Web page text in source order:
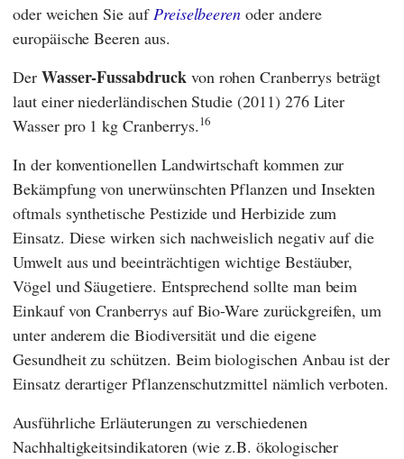
oder weichen Sie aufPreiselbeeren oder andere
europäische Beeren aus.
Der Wasser-Fussabdruckvon rohen Cranberrys beträgt
laut einer niederländischen Studie (2011) 276 Liter
Wasser pro 1 kg Cranberrys.16
In der konventionellen Landwirtschaft kommen zur
Bekämpfung von unerwünschten Pflanzen und Insekten
oftmals synthetische Pestizide und Herbizide zum
Einsatz. Diese wirken sich nachweislich negativ auf die
Umwelt aus und beeinträchtigen wichtige Bestäuber,
Vögel und Säugetiere. Entsprechend sollte man beim
Einkauf von Cranberrys auf Bio-Ware zurückgreifen, um
unter anderem die Biodiversität und die eigene
Gesundheit zu schützen. Beim biologischen Anbau ist der
Einsatz derartiger Pflanzenschutzmittel nämlich verboten.
Ausführliche Erläuterungen zu verschiedenen
Nachhaltigkeitsindikatoren (wie z.B. ökologischer